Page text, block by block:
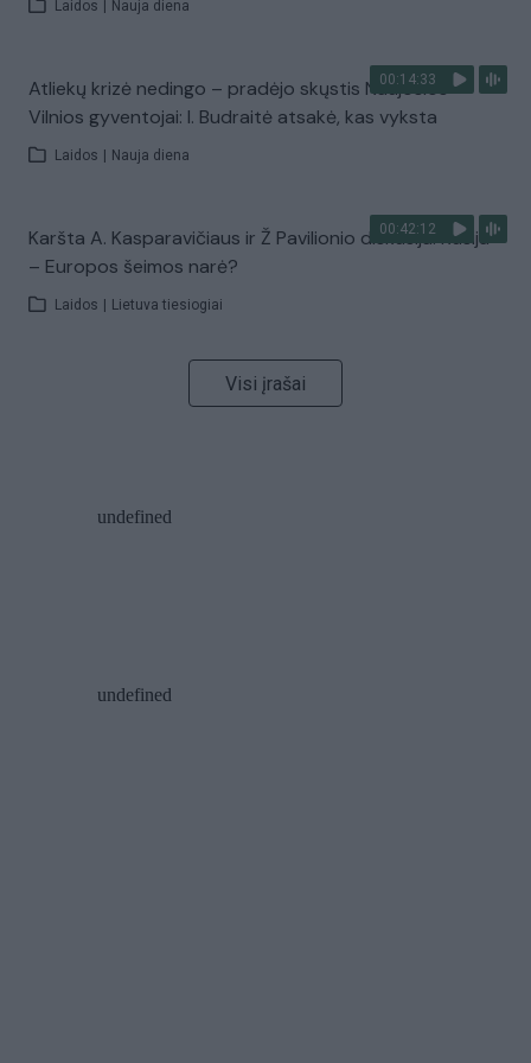
Laidos Nauja diena
00:14:33
Atliekų krizė nedingo – pradėjo skųstis Naujosios
Vilnios gyventojai: I. Budraitė atsakė, kas vyksta
Laidos Nauja diena
00:42:12
Karšta A. Kasparavičiaus ir Ž Pavilionio diskusija: Rusija
– Europos šeimos narė?
Laidos Lietuva tiesiogiai
Visi įrašai